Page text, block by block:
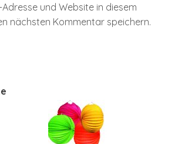
Adresse und Website in diesem
nächsten Kommentar speichern.